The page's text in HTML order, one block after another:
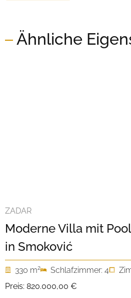
Ähnliche
ZADAR
Moderne Villa mit
in Smoković
330 m2 Schlafzimmer: 4
Preis: 820.000,00 €